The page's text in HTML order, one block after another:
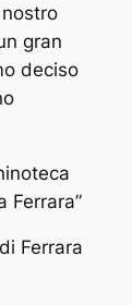
gran
deciso
Ferrara”
Ferrara